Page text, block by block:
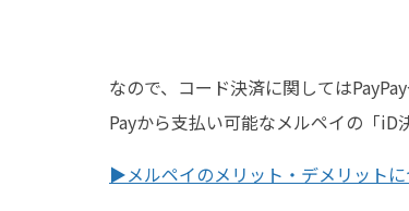
なので、コード決済に関しては
Payから支払い可能なメルペイの「iD
▶︎メルペイのメリット・デメリット